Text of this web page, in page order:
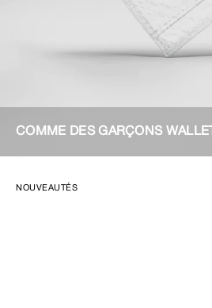
COMME DES GARÇONS WALLET
NOUVEAUTÉS